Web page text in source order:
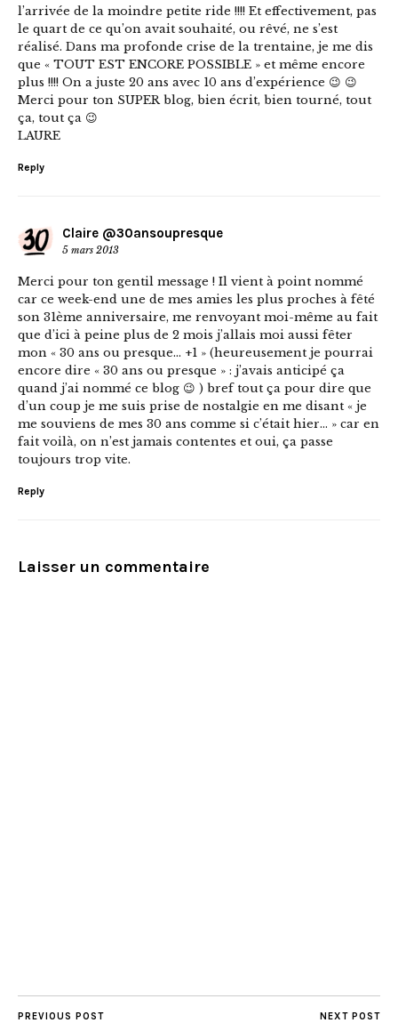
l’arrivée de la moindre petite ride !!!! Et effectivement, pas
le quart de ce qu’on avait souhaité, ou rêvé, ne s’est
réalisé. Dans ma profonde crise de la trentaine, je me dis
que « TOUT EST ENCORE POSSIBLE » et même encore
plus !!!! On a juste 20 ans avec 10 ans d’expérience 😉 😉
Merci pour ton SUPER blog, bien écrit, bien tourné, tout
ça, tout ça 😉
LAURE
Reply
Claire @30ansoupresque
5 mars 2013
Merci pour ton gentil message ! Il vient à point nommé
car ce week-end une de mes amies les plus proches à fêté
son 31ème anniversaire, me renvoyant moi-même au fait
que d’ici à peine plus de 2 mois j’allais moi aussi fêter
mon « 30 ans ou presque… +1 » (heureusement je pourrai
encore dire « 30 ans ou presque » : j’avais anticipé ça
quand j’ai nommé ce blog 😉 ) bref tout ça pour dire que
d’un coup je me suis prise de nostalgie en me disant « je
me souviens de mes 30 ans comme si c’était hier… » car en
fait voilà, on n’est jamais contentes et oui, ça passe
toujours trop vite.
Reply
Laisser un commentaire
PREVIOUS POST NEXT POST